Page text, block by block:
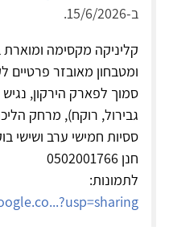
ב-15/6/2026.
קליניקה מקסימה ומוארת
ומטבחון מאובזר פרטיים
סמוך לפארק הירקון,
גבירול, רוקח), מרחק
ססיות חמישי ערב ושישי
חנן 0502001766
לתמונות: